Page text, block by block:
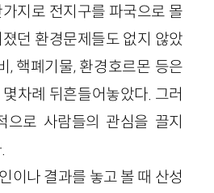
지로 전지구를 파국으로 몰
던 환경문제들도 없지 않았
, 핵폐기물, 환경호르몬 등은
차례 뒤흔들어놓았다. 그러
으로 사람들의 관심을 끌지
이나 결과를 놓고 볼 때 산성